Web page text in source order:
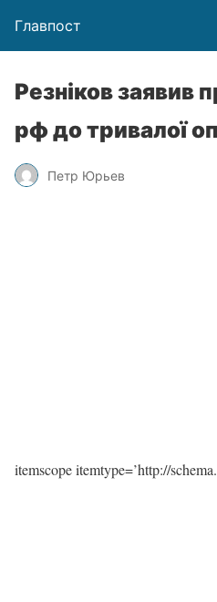
Главпост
Резніков заявив
рф до тривалої
Петр Юрьев
itemscope itemtype=’http://